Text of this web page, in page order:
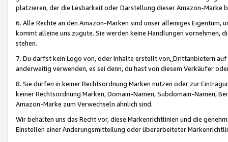
platzieren, der die Lesbarkeit oder Darstellung dieser Amazon-Marke
6. Alle Rechte an den Amazon-Marken sind unser alleiniges
kommt alleine uns zugute. Sie werden keine Handlungen vornehmen,
stehen.
7. Du darfst kein Logo von, oder Inhalte erstellt von,Drittanbietern auf
anderweitig verwenden, es sei denn, du hast von diesem Verkäufer
8. Sie dürfen in keiner Rechtsordnung Marken nutzen oder zur
keiner Rechtsordnung Marken, Domain-Namen, Subdomain-Namen,
Amazon-Marke zum Verwechseln ähnlich sind.
Wir behalten uns das Recht vor, diese Markenrichtlinien und die
Einstellen einer Änderungsmitteilung oder überarbeiteter